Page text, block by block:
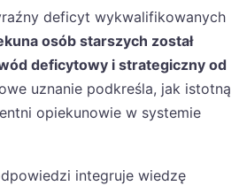
deficyt wykwalifikowanych
osób starszych został
deficytowy i strategiczny od
uznanie podkreśla, jak istotną
opiekunowie w systemie
integruje wiedzę